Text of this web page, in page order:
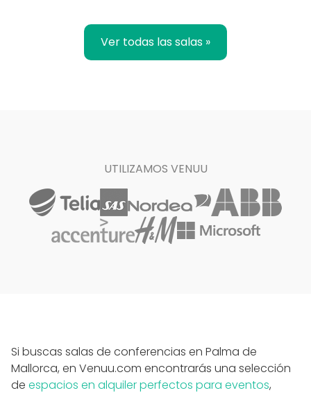
Ver todas las salas »
UTILIZAMOS VENUU
Si buscas salas de conferencias en Palma de
Mallorca, en Venuu.com encontrarás una selección
de espacios en alquiler perfectos para eventos,